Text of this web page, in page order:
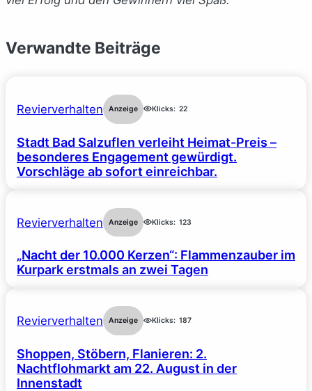
Verwandte Beiträge
Revierverhalten Anzeige Klicks: 22
Stadt Bad Salzuflen verleiht Heimat-Preis –
besonderes Engagement gewürdigt.
Vorschläge ab sofort einreichbar.
Revierverhalten Anzeige Klicks: 123
„Nacht der 10.000 Kerzen“: Flammenzauber im
Kurpark erstmals an zwei Tagen
Revierverhalten Anzeige Klicks: 187
Shoppen, Stöbern, Flanieren: 2.
Nachtflohmarkt am 22. August in der
Innenstadt